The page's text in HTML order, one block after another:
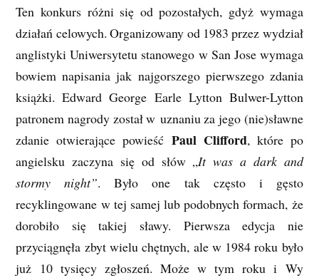
Ten konkurs różni się od pozostałych, gdyż wymaga
działań celowych. Organizowany od 1983 przez wydział
anglistyki Uniwersytetu stanowego w San Jose wymaga
bowiem napisania jak najgorszego pierwszego zdania
książki. Edward George Earle Lytton Bulwer-Lytton
patronem nagrody został w uznaniu za jego (nie)sławne
zdanie otwierające powieść Paul Clifford, które po
angielsku zaczyna się od słów „It was a dark and
stormy night”. Było one tak często i gęsto
recyklingowane w tej samej lub podobnych formach, że
dorobiło się takiej sławy. Pierwsza edycja nie
przyciągnęła zbyt wielu chętnych, ale w 1984 roku było
już 10 tysięcy zgłoszeń. Może w tym roku i Wy